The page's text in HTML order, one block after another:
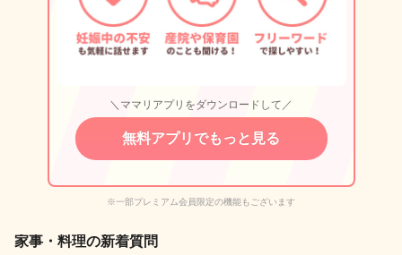
＼ママリアプリをダウンロードして／
無料アプリでもっと見る
※一部プレミアム会員限定の機能もございます
家事・料理の新着質問